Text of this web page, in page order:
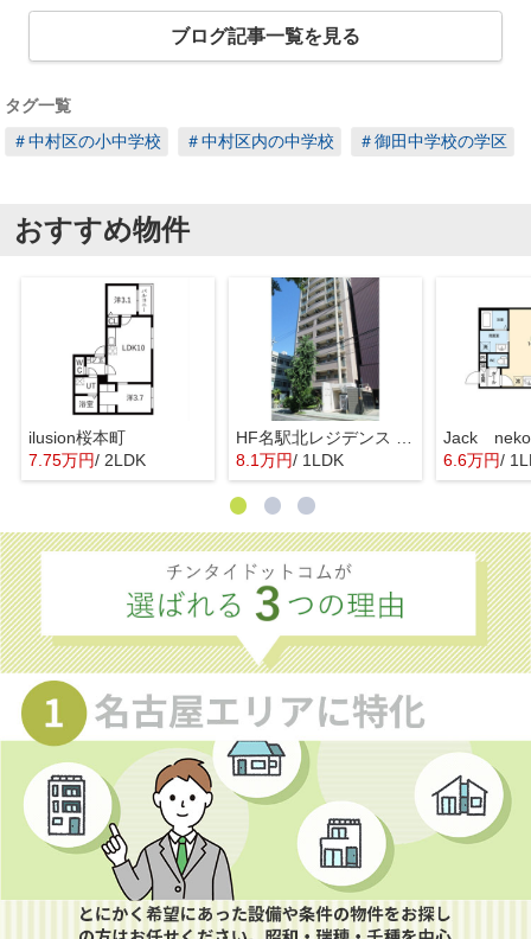
ブログ記事一覧を見る
タグ一覧
＃中村区の小中学校
＃中村区内の中学校 ＃御田中学校の学区
おすすめ物件
ilusion桜本町
7.75万円/ 2LDK
HF名駅北レジデンス WEST
8.1万円/ 1LDK 6.6万円/